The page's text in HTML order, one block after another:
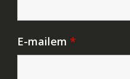
E-mailem *